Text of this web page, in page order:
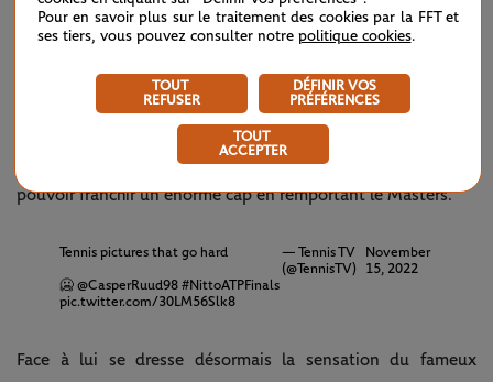
©Corinne Dubreuil / FFT
défaites en autant de rencontres, sans jamais remporter un
set) et mené 4-1 par Andrey Rublev dans leur face-à-face,
celui qui fêtera ses 24 ans en décembre a conscience de
pouvoir franchir un énorme cap en remportant le Masters.
Tennis pictures that go hard
🥶 @CasperRuud98 #NittoATPFinals
pic.twitter.com/30LM56Slk8
— Tennis TV
(@TennisTV)
November
15, 2022
Face à lui se dresse désormais la sensation du fameux
Pour en savoir plus sur le traitement des cookies par la FFT et
ses tiers, vous pouvez consulter notre politique cookies.
TOUT
REFUSER
DÉFINIR VOS
PRÉFÉRENCES
TOUT
ACCEPTER